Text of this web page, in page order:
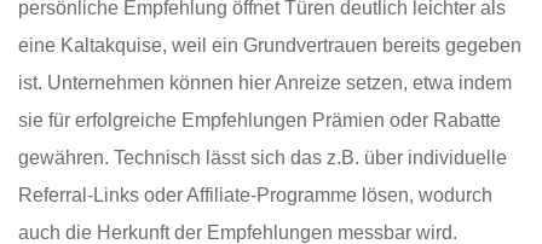
persönliche Empfehlung öffnet Türen deutlich leichter als
eine Kaltakquise, weil ein Grundvertrauen bereits gegeben
ist. Unternehmen können hier Anreize setzen, etwa indem
sie für erfolgreiche Empfehlungen Prämien oder Rabatte
gewähren. Technisch lässt sich das z.B. über individuelle
Referral-Links oder Affiliate-Programme lösen, wodurch
auch die Herkunft der Empfehlungen messbar wird.